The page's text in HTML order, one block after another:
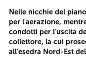
Nelle nicchie del
per l'aerazione,
condotti per l'uscita
collettore, la cui
all’esedra Nord-Est